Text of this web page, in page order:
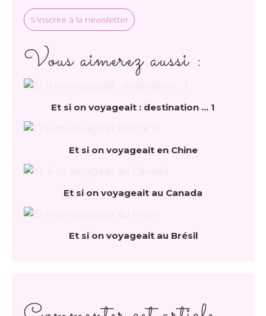
S'inscrire à la newsletter
Vous aimerez aussi :
Et si on voyageait : destination ... 1
Et si on voyageait en Chine
Et si on voyageait au Canada
Et si on voyageait au Brésil